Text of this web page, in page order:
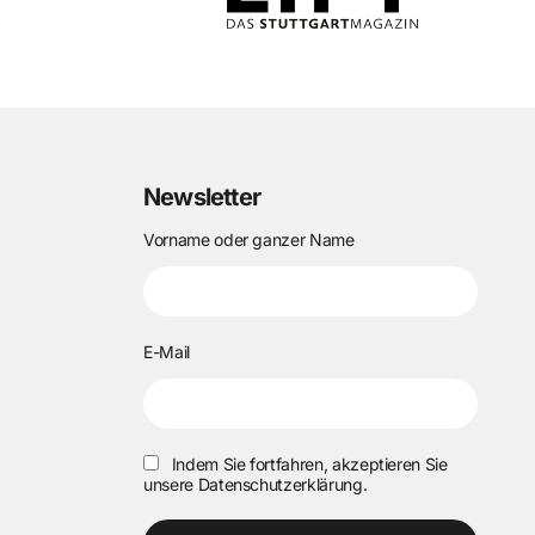
Newsletter
Vorname oder ganzer Name
E-Mail
Indem Sie fortfahren, akzeptieren Sie
unsere Datenschutzerklärung.